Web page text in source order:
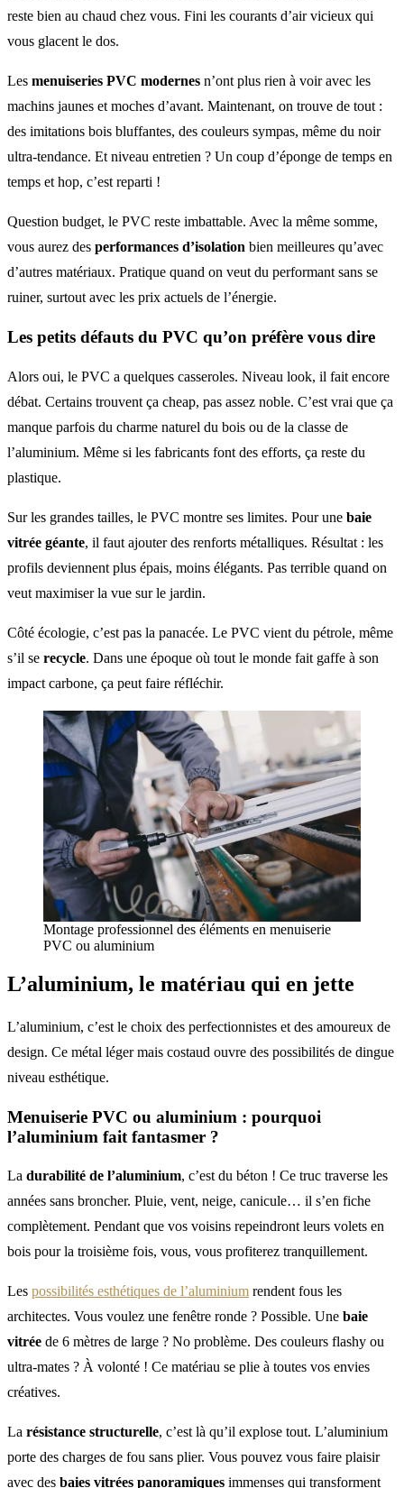
reste bien au chaud chez vous. Fini les courants d’air vicieux qui
vous glacent le dos.
Les menuiseries PVC modernes n’ont plus rien à voir avec les
machins jaunes et moches d’avant. Maintenant, on trouve de tout :
des imitations bois bluffantes, des couleurs sympas, même du noir
ultra-tendance. Et niveau entretien ? Un coup d’éponge de temps en
temps et hop, c’est reparti !
Question budget, le PVC reste imbattable. Avec la même somme,
vous aurez des performances d’isolation bien meilleures qu’avec
d’autres matériaux. Pratique quand on veut du performant sans se
ruiner, surtout avec les prix actuels de l’énergie.
Les petits défauts du PVC qu’on préfère vous dire
Alors oui, le PVC a quelques casseroles. Niveau look, il fait encore
débat. Certains trouvent ça cheap, pas assez noble. C’est vrai que ça
manque parfois du charme naturel du bois ou de la classe de
l’aluminium. Même si les fabricants font des efforts, ça reste du
plastique.
Sur les grandes tailles, le PVC montre ses limites. Pour une baie
vitrée géante, il faut ajouter des renforts métalliques. Résultat : les
profils deviennent plus épais, moins élégants. Pas terrible quand on
veut maximiser la vue sur le jardin.
Côté écologie, c’est pas la panacée. Le PVC vient du pétrole, même
s’il se recycle. Dans une époque où tout le monde fait gaffe à son
impact carbone, ça peut faire réfléchir.
Montage professionnel des éléments en menuiserie
PVC ou aluminium
L’aluminium, le matériau qui en jette
L’aluminium, c’est le choix des perfectionnistes et des amoureux de
design. Ce métal léger mais costaud ouvre des possibilités de dingue
niveau esthétique.
Menuiserie PVC ou aluminium : pourquoi
l’aluminium fait fantasmer ?
La durabilité de l’aluminium, c’est du béton ! Ce truc traverse les
années sans broncher. Pluie, vent, neige, canicule… il s’en fiche
complètement. Pendant que vos voisins repeindront leurs volets en
bois pour la troisième fois, vous, vous profiterez tranquillement.
Les possibilités esthétiques de l’aluminium rendent fous les
architectes. Vous voulez une fenêtre ronde ? Possible. Une baie
vitrée de 6 mètres de large ? No problème. Des couleurs flashy ou
ultra-mates ? À volonté ! Ce matériau se plie à toutes vos envies
créatives.
La résistance structurelle, c’est là qu’il explose tout. L’aluminium
porte des charges de fou sans plier. Vous pouvez vous faire plaisir
avec des baies vitrées panoramiques immenses qui transforment